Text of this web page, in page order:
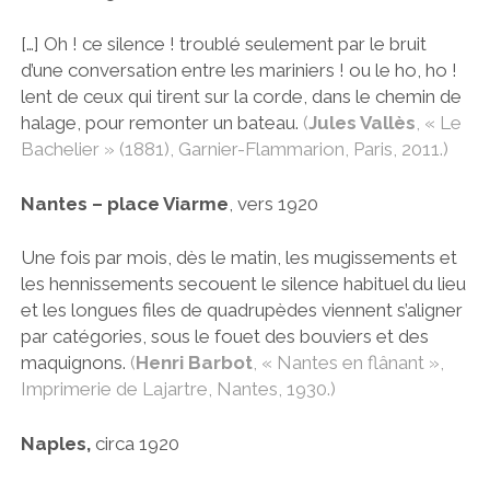
[…] Oh ! ce silence ! troublé seulement par le bruit
d’une conversation entre les mariniers ! ou le ho, ho !
lent de ceux qui tirent sur la corde, dans le chemin de
halage, pour remonter un bateau. (Jules Vallès, « Le
Bachelier » (1881), Garnier-Flammarion, Paris, 2011.)
Nantes – place Viarme , vers 1920
Une fois par mois, dès le matin, les mugissements et
les hennissements secouent le silence habituel du lieu
et les longues files de quadrupèdes viennent s’aligner
par catégories, sous le fouet des bouviers et des
maquignons. (Henri Barbot, « Nantes en flânant »,
Imprimerie de Lajartre, Nantes, 1930.)
Naples, circa 1920